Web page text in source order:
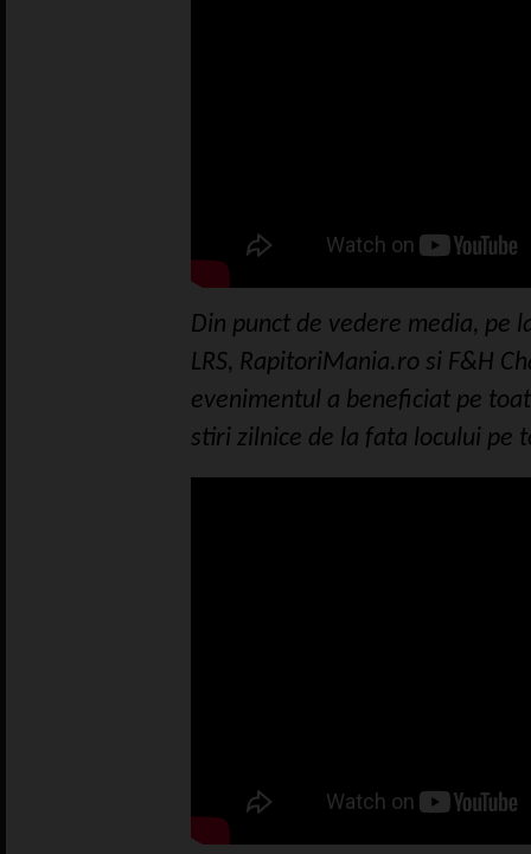
Din punct de vedere media, pe
LRS, RapitoriMania.ro si F&H
evenimentul a beneficiat pe
stiri zilnice de la fata locului pe